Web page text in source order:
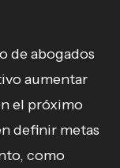
de abogados
aumentar
el próximo
definir metas
como